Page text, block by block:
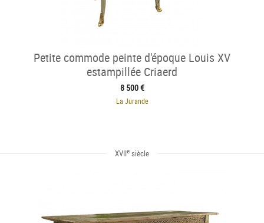
Petite commode peinte d'époque Louis XV
estampillée Criaerd
8 500 €
La Jurande
XVIIe siècle